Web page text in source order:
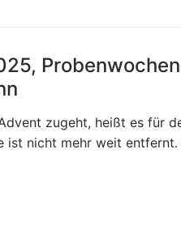
zugeht, heißt es für
ist nicht mehr weit